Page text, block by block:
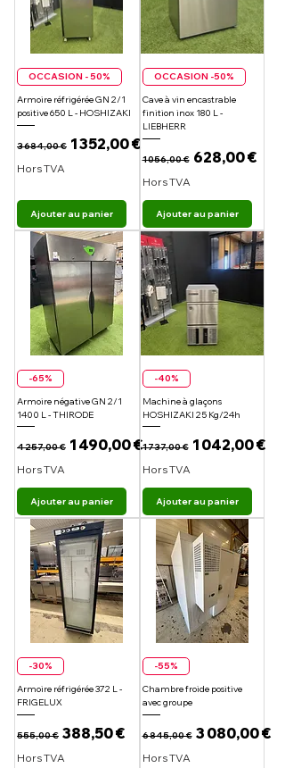
OCCASION - 50%
Armoire réfrigérée GN 2/1
positive 650 L - HOSHIZAKI
Prix original
3 684,00 € Prix promotionnel
1 352,00 €
Hors TVA
Ajouter au panier
OCCASION -50%
Cave à vin encastrable
finition inox 180 L -
LIEBHERR
Prix original
1 056,00 € Prix
628,00 €
Hors TVA
Ajouter au panier
-65%
Armoire négative GN 2/1
1400 L - THIRODE
Prix original
4 257,00 € Prix promotionnel
1 490,00 €
Hors TVA
Ajouter au panier
-40%
Machine à glaçons
HOSHIZAKI 25 Kg/24h
Prix original
1 737,00 € Prix
1 042,00 €
Hors TVA
Ajouter au panier
-30%
Armoire réfrigérée 372 L -
FRIGELUX
Prix original
555,00 € Prix promotionnel
388,50 €
Hors TVA
-55%
Chambre froide positive
avec groupe
Prix original
6 845,00 € Prix
3 080,00 €
Hors TVA